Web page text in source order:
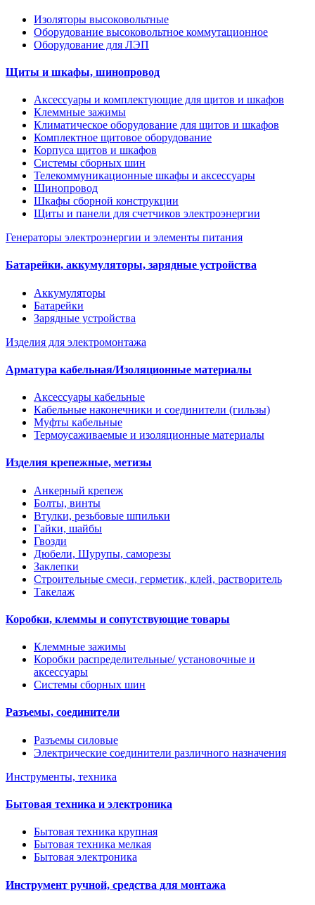
Изоляторы высоковольтные
Оборудование высоковольтное коммутационное
Оборудование для ЛЭП
Щиты и шкафы, шинопровод
Аксессуары и комплектующие для щитов и шкафов
Клеммные зажимы
Климатическое оборудование для щитов и шкафов
Комплектное щитовое оборудование
Корпуса щитов и шкафов
Системы сборных шин
Телекоммуникационные шкафы и аксессуары
Шинопровод
Шкафы сборной конструкции
Щиты и панели для счетчиков электроэнергии
Генераторы электроэнергии и элементы питания
Батарейки, аккумуляторы, зарядные устройства
Аккумуляторы
Батарейки
Зарядные устройства
Изделия для электромонтажа
Арматура кабельная/Изоляционные материалы
Аксессуары кабельные
Кабельные наконечники и соединители (гильзы)
Муфты кабельные
Термоусаживаемые и изоляционные материалы
Изделия крепежные, метизы
Анкерный крепеж
Болты, винты
Втулки, резьбовые шпильки
Гайки, шайбы
Гвозди
Дюбели, Шурупы, саморезы
Заклепки
Строительные смеси, герметик, клей, растворитель
Такелаж
Коробки, клеммы и сопутствующие товары
Клеммные зажимы
Коробки распределительные/ установочные и
аксессуары
Системы сборных шин
Разъемы, соединители
Разъемы силовые
Электрические соединители различного назначения
Инструменты, техника
Бытовая техника и электроника
Бытовая техника крупная
Бытовая техника мелкая
Бытовая электроника
Инструмент ручной, средства для монтажа